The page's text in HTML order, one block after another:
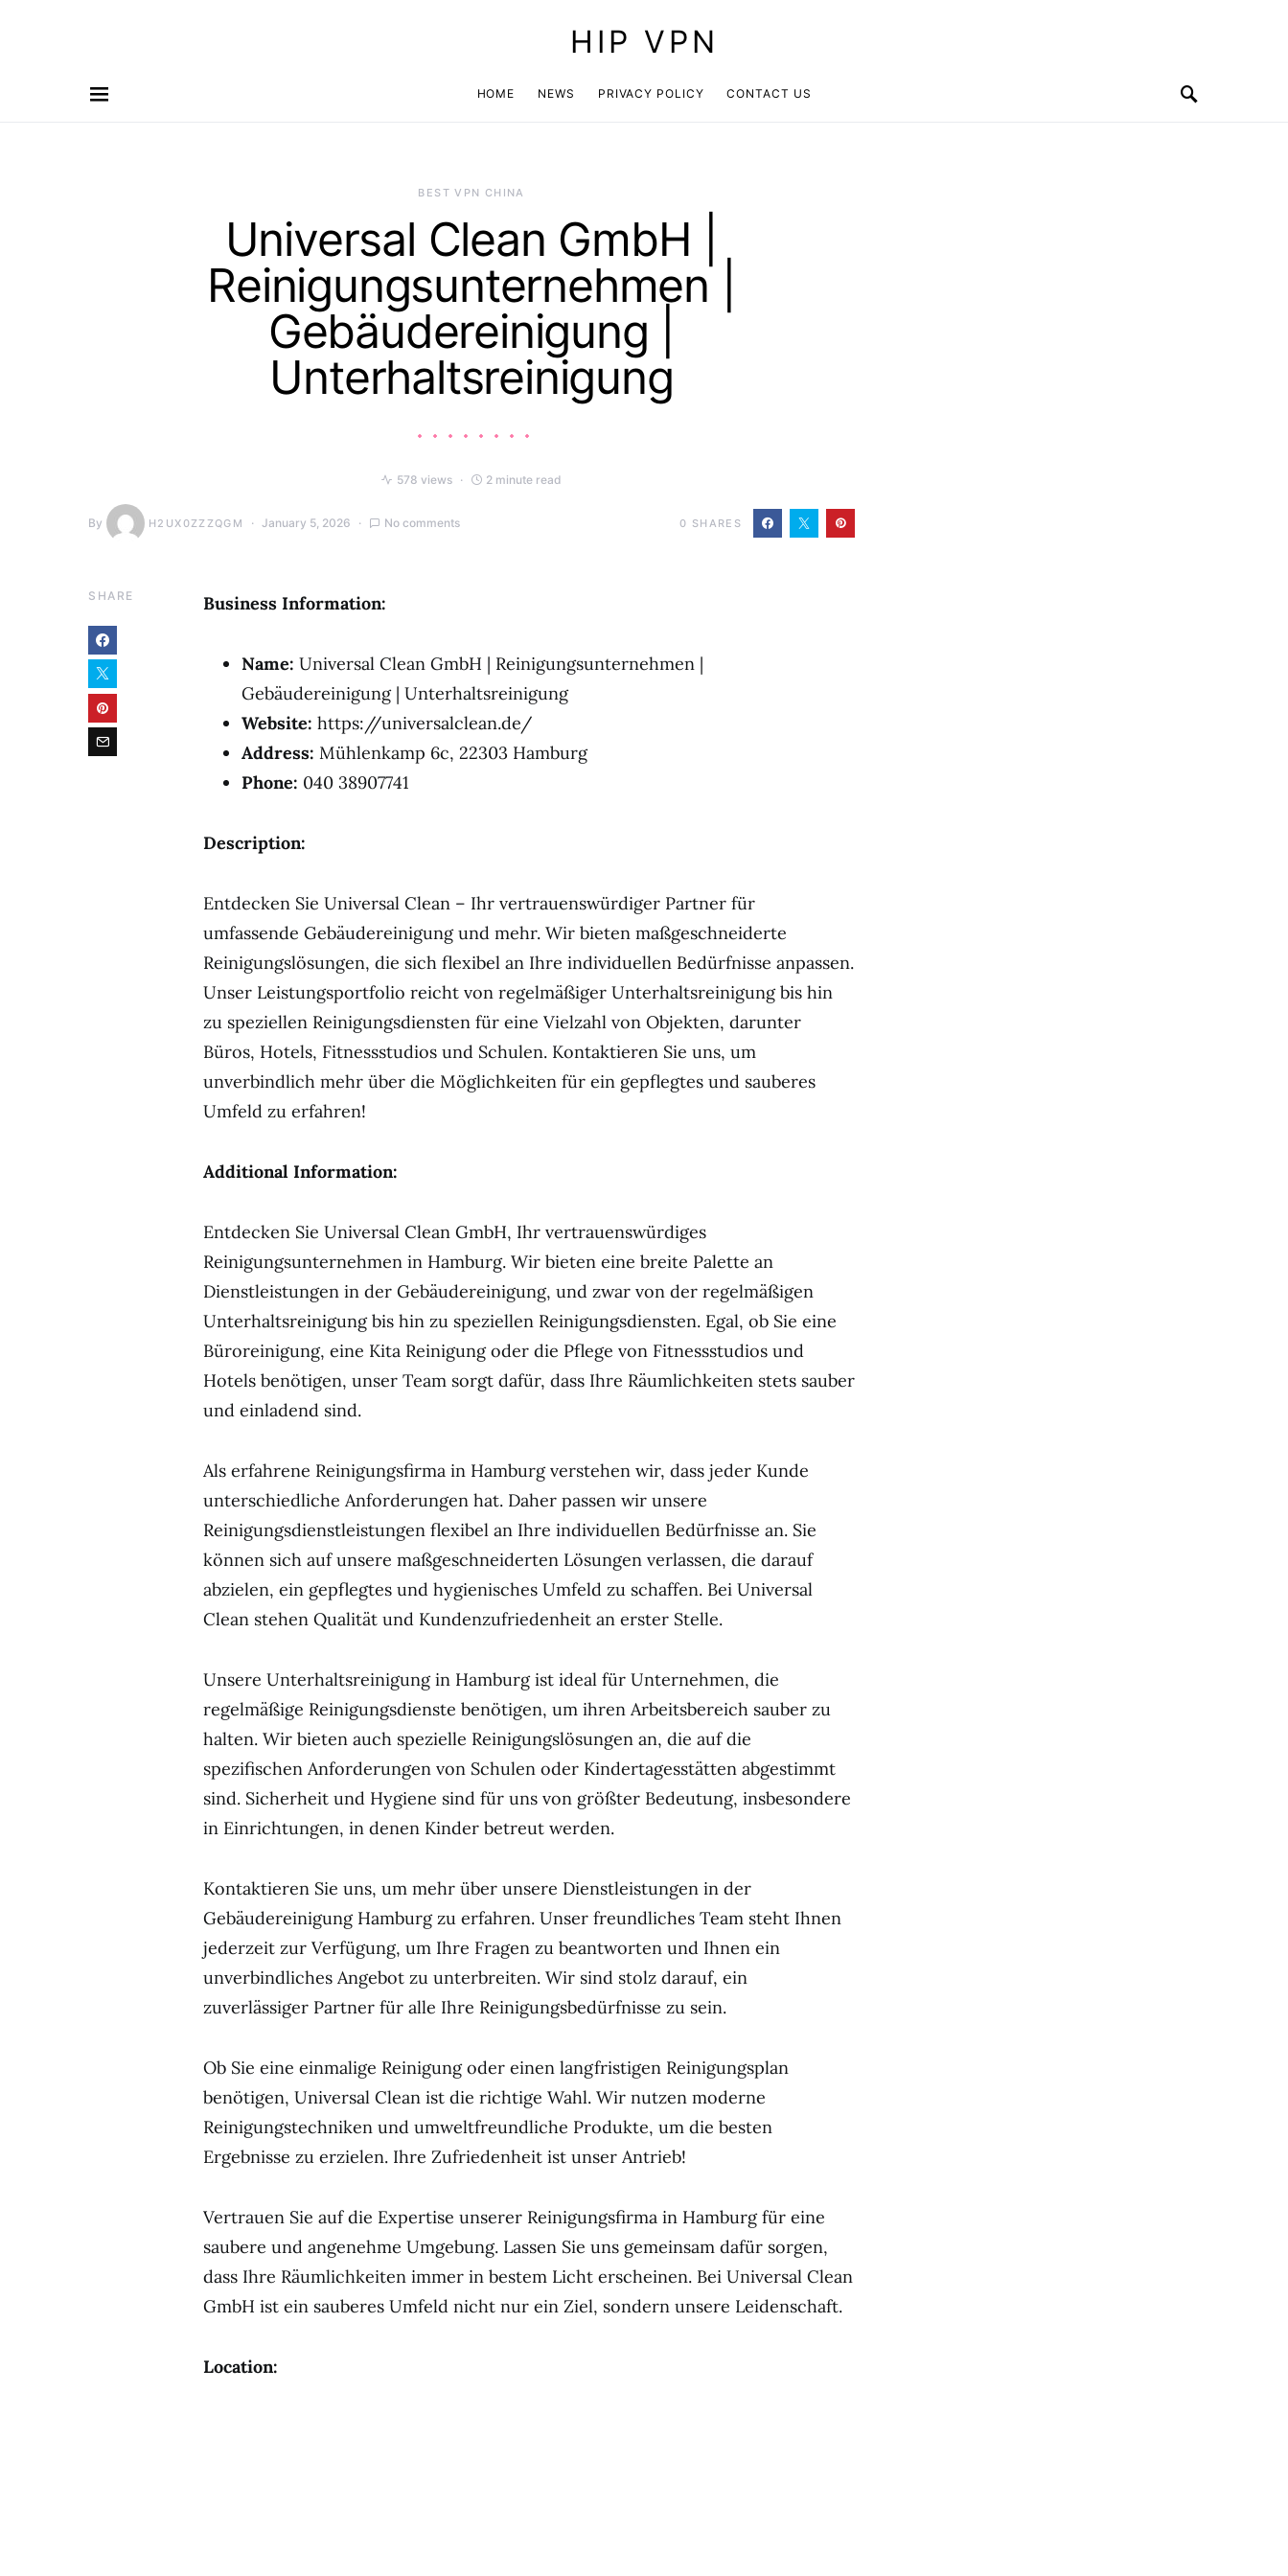
HIP VPN
HOME NEWS PRIVACY POLICY CONTACT US
BEST VPN CHINA
Universal Clean GmbH |
Reinigungsunternehmen |
Gebäudereinigung |
Unterhaltsreinigung
578 views 2 minute read
By H2UX0ZZZQGM January 5, 2026 No comments 0 SHARES
SHARE Business Information:
Name: Universal Clean GmbH | Reinigungsunternehmen |
Gebäudereinigung | Unterhaltsreinigung
Website: https://universalclean.de/
Address: Mühlenkamp 6c, 22303 Hamburg
Phone: 040 38907741
Description:
Entdecken Sie Universal Clean – Ihr vertrauenswürdiger Partner für
umfassende Gebäudereinigung und mehr. Wir bieten maßgeschneiderte
Reinigungslösungen, die sich flexibel an Ihre individuellen Bedürfnisse anpassen.
Unser Leistungsportfolio reicht von regelmäßiger Unterhaltsreinigung bis hin
zu speziellen Reinigungsdiensten für eine Vielzahl von Objekten, darunter
Büros, Hotels, Fitnessstudios und Schulen. Kontaktieren Sie uns, um
unverbindlich mehr über die Möglichkeiten für ein gepflegtes und sauberes
Umfeld zu erfahren!
Additional Information:
Entdecken Sie Universal Clean GmbH, Ihr vertrauenswürdiges
Reinigungsunternehmen in Hamburg. Wir bieten eine breite Palette an
Dienstleistungen in der Gebäudereinigung, und zwar von der regelmäßigen
Unterhaltsreinigung bis hin zu speziellen Reinigungsdiensten. Egal, ob Sie eine
Büroreinigung, eine Kita Reinigung oder die Pflege von Fitnessstudios und
Hotels benötigen, unser Team sorgt dafür, dass Ihre Räumlichkeiten stets sauber
und einladend sind.
Als erfahrene Reinigungsfirma in Hamburg verstehen wir, dass jeder Kunde
unterschiedliche Anforderungen hat. Daher passen wir unsere
Reinigungsdienstleistungen flexibel an Ihre individuellen Bedürfnisse an. Sie
können sich auf unsere maßgeschneiderten Lösungen verlassen, die darauf
abzielen, ein gepflegtes und hygienisches Umfeld zu schaffen. Bei Universal
Clean stehen Qualität und Kundenzufriedenheit an erster Stelle.
Unsere Unterhaltsreinigung in Hamburg ist ideal für Unternehmen, die
regelmäßige Reinigungsdienste benötigen, um ihren Arbeitsbereich sauber zu
halten. Wir bieten auch spezielle Reinigungslösungen an, die auf die
spezifischen Anforderungen von Schulen oder Kindertagesstätten abgestimmt
sind. Sicherheit und Hygiene sind für uns von größter Bedeutung, insbesondere
in Einrichtungen, in denen Kinder betreut werden.
Kontaktieren Sie uns, um mehr über unsere Dienstleistungen in der
Gebäudereinigung Hamburg zu erfahren. Unser freundliches Team steht Ihnen
jederzeit zur Verfügung, um Ihre Fragen zu beantworten und Ihnen ein
unverbindliches Angebot zu unterbreiten. Wir sind stolz darauf, ein
zuverlässiger Partner für alle Ihre Reinigungsbedürfnisse zu sein.
Ob Sie eine einmalige Reinigung oder einen langfristigen Reinigungsplan
benötigen, Universal Clean ist die richtige Wahl. Wir nutzen moderne
Reinigungstechniken und umweltfreundliche Produkte, um die besten
Ergebnisse zu erzielen. Ihre Zufriedenheit ist unser Antrieb!
Vertrauen Sie auf die Expertise unserer Reinigungsfirma in Hamburg für eine
saubere und angenehme Umgebung. Lassen Sie uns gemeinsam dafür sorgen,
dass Ihre Räumlichkeiten immer in bestem Licht erscheinen. Bei Universal Clean
GmbH ist ein sauberes Umfeld nicht nur ein Ziel, sondern unsere Leidenschaft.
Location: